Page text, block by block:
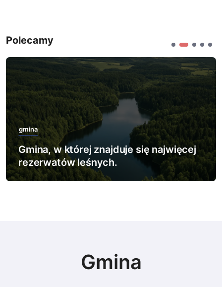
Polecamy
gmina
Gmina, w której zlokalizowano
największy poligon wojskowy.
Gmina